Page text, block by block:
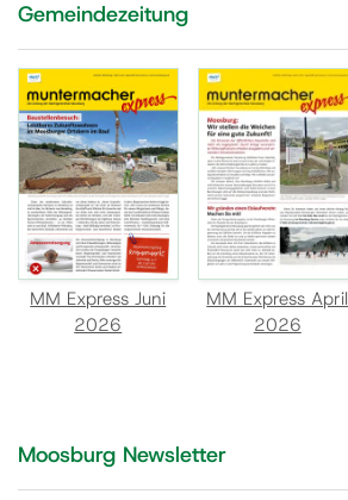
Gemeindezeitung
MM Express Juni
2026
MM Express April
2026
Moosburg Newsletter